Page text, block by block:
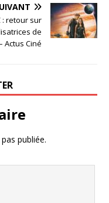
: retour sur
de
Actus Ciné
publiée.